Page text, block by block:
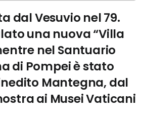
dal Vesuvio nel 79.
una nuova “Villa
nel Santuario
di Pompei è stato
Mantegna, dal
ai Musei Vaticani